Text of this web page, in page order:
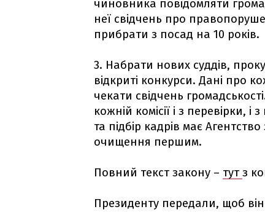
чиновника повідомляти
неї свідчень про
прибрати з посад на 10 років.
3. Набрати нових суддів,
відкриті конкурси. Дані про
чекати свідчень
кожній комісії і з перевірки,
та підбір кадрів має
очищення першим.
Повний текст закону – тутз
Президенту передали, щоб він